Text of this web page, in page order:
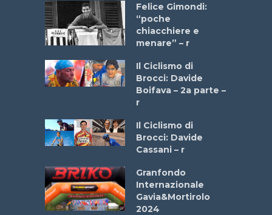
Felice Gimondi:
“poche
chiacchiere e
menare” – r
Il Ciclismo di
Brocci: Davide
Boifava – 2a parte –
r
Il Ciclismo di
Brocci: Davide
Cassani – r
Granfondo
Internazionale
Gavia&Mortirolo
2024